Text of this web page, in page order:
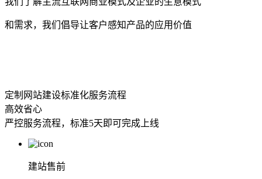
和需求，我们倡导让客户感知产品的应用价值
定制网站建设标准化服务流程
高效省心
严控服务流程，标准5天即可完成上线
建站售前